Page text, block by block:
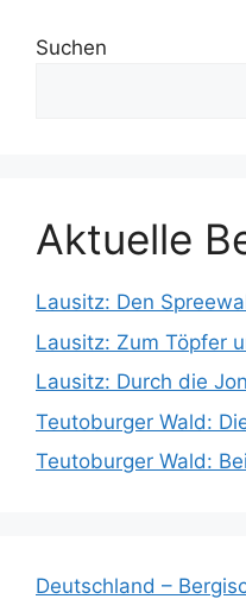
Suchen
Aktuelle
Lausitz: Den
Lausitz: Zum Töpfer
Lausitz: Durch die
Teutoburger Wald:
Teutoburger Wald:
Deutschland –